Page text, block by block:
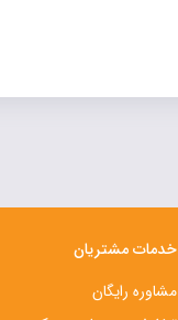
خدمات مشتریان
مشاوره رایگان